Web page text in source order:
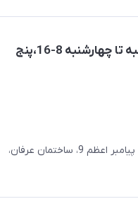
پاسخگوی شما هستیم: شنبه تا چهارشنبه 8-16،پنج
مشهد، بزرگراه آسیایی، نبش پیامبر اعظم 9، ساختمان عرفان،